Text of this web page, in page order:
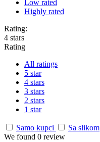
Low rated
Highly rated
Rating:
4 stars
Rating
All ratings
5 star
4 stars
3 stars
2 stars
1 star
Samo kupci
Sa slikom
We found 0 review